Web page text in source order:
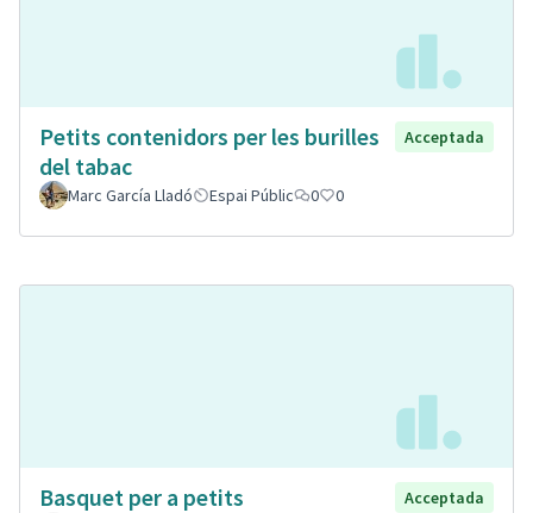
Petits contenidors per les burilles
del tabac
Acceptada
Marc García Lladó Espai Públic 0 0
Basquet per a petits
Acceptada